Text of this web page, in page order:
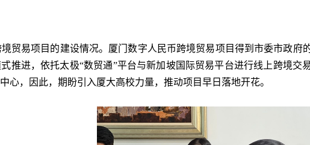
贸易项目的建设情况。厦门数字人民币跨境贸易项目得到市委市政府
推进，依托太极“数贸通”平台与新加坡国际贸易平台进行线上跨境交
心，因此，期盼引入厦大高校力量，推动项目早日落地开花。